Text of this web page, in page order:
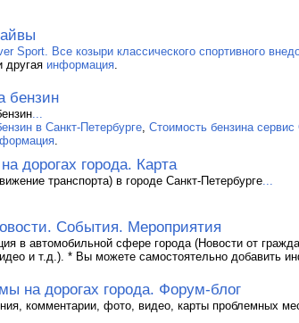
Sport. Все козыри классического спортивного
другая информация
бензин
в Санкт-Петербурге Стоимость бензина сервис
дорогах города. Карта
транспорта) в городе Санкт-Петербурге
События. Мероприятия
в автомобильной сфере города (Новости от
и т.д.). * Вы можете самостоятельно добавить
на дорогах города. Форум-блог
комментарии, фото, видео, карты проблемных